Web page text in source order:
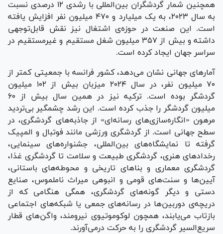
همچنین شمار گردشگران بین‌المللی با رشدی ۱۲ درصدی نسبت
به سال ۲۰۲۳، به یک میلیارد و ۴۷۰ میلیون نفر افزایش یافته
است. این صنعت در حوزه‌ی اشتغال نیز نقش قابل‌توجهی
داشته و بیش از ۳۵۷ میلیون شغل مستقیم و غیرمستقیم در
سراسر جهان ایجاد کرده است.
آمار‌های جهانی نشان می‌دهد، کشور فرانسه با جمعیتی کمتر از
۷۰ میلیون نفر، در سال ۲۰۲۴ میزبان بیش از ۱۰۲ میلیون
گردشگر بوده است. ترکیه نیز در همین سال بیش از ۶۰
میلیون گردشگر را جذب کرده است. این رشد چشمگیر بی‌تردید
مرهون «انگاره‌سازی‌های رسانه‌ای» از جاذبه‌های گردشگری، در
سطح جهانی است. از گردشگری ورزشی مانند فوتبال و المپیک
گرفته تا نمایشگاه‌های بین‌المللی، جشنواره‌های سینمایی،
رخداد‌های هنری، گردشگری طبیعت و سلامت تا گردشگری غذا،
گردشگری معماری و بنا‌های تاریخی و محوطه‌های باستانی،
آیین‌ها و سنت‌های قومی و انبوهی میراث ناملموس، صنایع
دستی و دیگر گونه‌های گردشگری، همگی هنگامی که از
دریچه‌ی دوربین‌ها در رسانه‌های جمعی یا شبکه‌های اجتماعی
بازتاب می‌یابند، همچون لوکوموتیوی نیرومند، واگن‌های قطار
سریع‌السیر گردشگری را به حرکت درمی‌آورند.